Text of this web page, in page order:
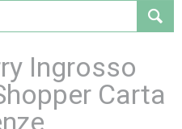
Ingrosso
Carta